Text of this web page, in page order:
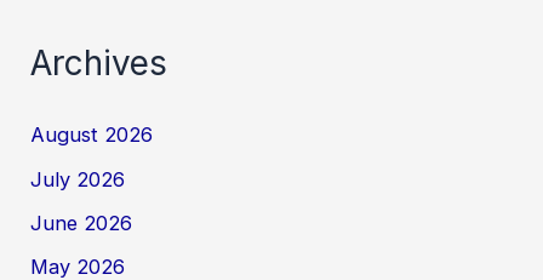
Archives
August 2026
July 2026
June 2026
May 2026